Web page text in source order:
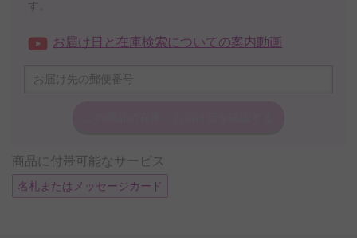
す。
お届け日と在庫検索についての案内動画
商品に付帯可能なサービス
名札またはメッセージカード